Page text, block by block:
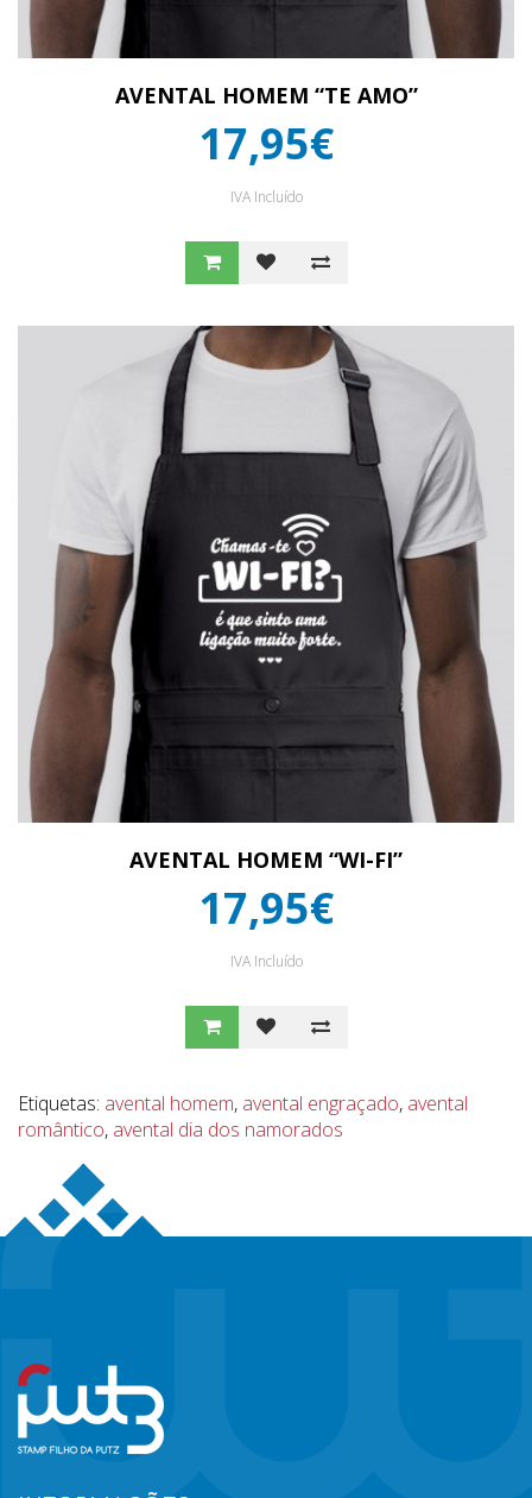
AVENTAL HOMEM “TE AMO”
17,95€
IVA Incluído
AVENTAL HOMEM “WI-FI”
17,95€
IVA Incluído
Etiquetas: avental homem, avental engraçado, avental
romântico, avental dia dos namorados